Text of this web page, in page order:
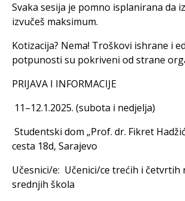
Svaka sesija je pomno isplanirana da
izvučeš maksimum.
Kotizacija? Nema! Troškovi ishrane i
potpunosti su pokriveni od strane
PRIJAVA I INFORMACIJE
11–12.1.2025. (subota i nedjelja)
Studentski dom „Prof. dr. Fikret
cesta 18d, Sarajevo
Učesnici/e: Učenici/ce trećih i četvrtih
srednjih škola